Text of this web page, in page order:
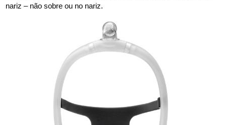
nariz – não sobre ou no nariz.